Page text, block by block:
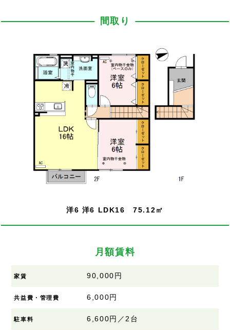
間取り
洋6 洋6 LDK16 75.12㎡
月額賃料
家賃 90,000円
共益費・管理費 6,000円
駐車料 6,600円／2台